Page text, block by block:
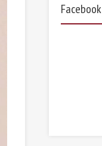
Facebook